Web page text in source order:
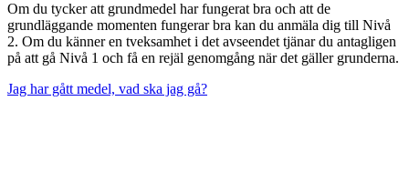
Om du tycker att grundmedel har fungerat bra och att de
grundläggande momenten fungerar bra kan du anmäla dig till Nivå
2. Om du känner en tveksamhet i det avseendet tjänar du antagligen
på att gå Nivå 1 och få en rejäl genomgång när det gäller grunderna.
Jag har gått medel, vad ska jag gå?